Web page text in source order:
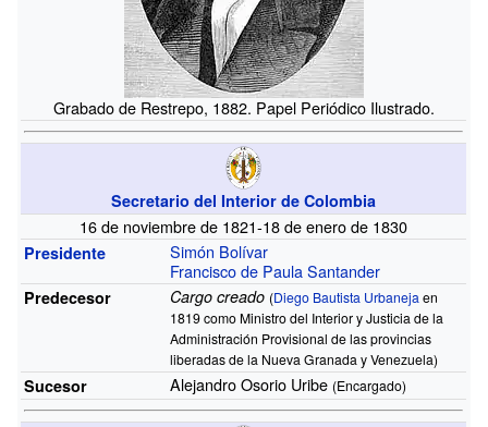
Grabado de Restrepo, 1882. Papel Periódico Ilustrado.
Secretario del Interior de Colombia
16 de noviembre de 1821-18 de enero de 1830
Presidente
Simón Bolívar
Francisco de Paula Santander
Predecesor Cargo creado (Diego Bautista Urbaneja en
1819 como Ministro del Interior y Justicia de la
Administración Provisional de las provincias
liberadas de la Nueva Granada y Venezuela)
Sucesor Alejandro Osorio Uribe (Encargado)